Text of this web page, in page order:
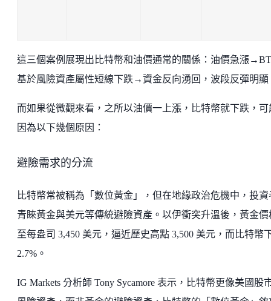
這三個案例展現出比特幣和油價通常的關係：油價急漲
基於風險資產屬性短線下跌→資金反向湧回，波段反彈明顯
而如果從微觀來看，之所以油價一上漲，比特幣就下跌，可
因為以下幾個原因：
避險需求的分流
比特幣常被稱為「數位黃金」，但在地緣政治危機中，投資
青睞黃金與美元等傳統避險資產。以伊衝突升溫後，黃金價
至每盎司 3,450 美元，逼近歷史高點 3,500 美元，而比特幣
2.7%。
IG Markets 分析師 Tony Sycamore 表示，比特幣更像美國股